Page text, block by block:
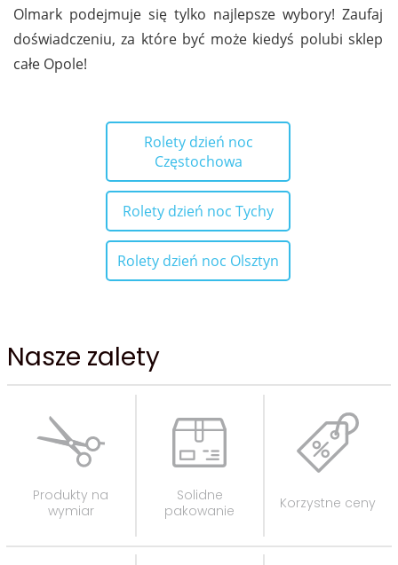
Olmark podejmuje się tylko najlepsze wybory! Zaufaj
doświadczeniu, za które być może kiedyś polubi sklep
całe Opole!
Rolety dzień noc
Częstochowa
Rolety dzień noc Tychy
Rolety dzień noc Olsztyn
Nasze zalety
Produkty na
wymiar
Solidne
pakowanie
Korzystne ceny